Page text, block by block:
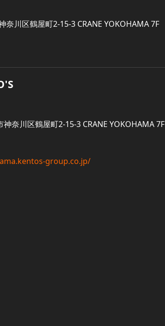
奈川区鶴屋町2-15-3 CRANE YOKOHAMA 7F
奈川区鶴屋町2-15-3 CRANE YOKOHAMA 7F
group.co.jp/